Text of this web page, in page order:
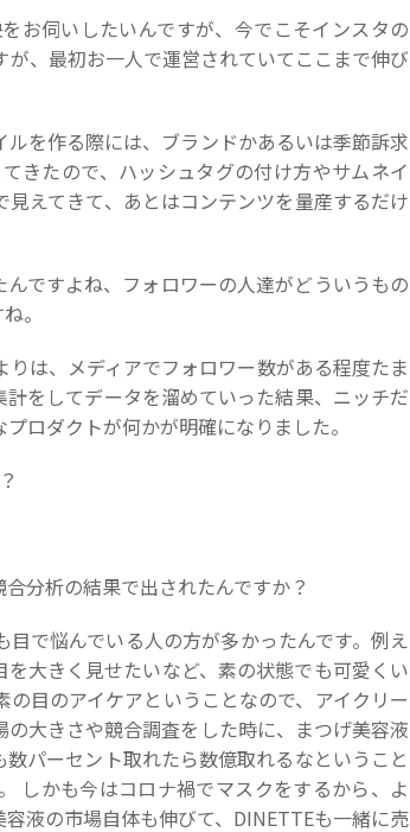
お伺いしたいんですが、今でこそインスタの
、最初お一人で運営されていてここまで伸び
を作る際には、ブランドかあるいは季節訴求
きたので、ハッシュタグの付け方やサムネイ
えてきて、あとはコンテンツを量産するだけ
ですよね、フォロワーの人達がどういうもの
。
は、メディアでフォロワー数がある程度たま
をしてデータを溜めていった結果、ニッチだ
ロダクトが何かが明確になりました。
分析の結果で出されたんですか？
で悩んでいる人の方が多かったんです。例え
大きく見せたいなど、素の状態でも可愛くい
目のアイケアということなので、アイクリー
大きさや競合調査をした時に、まつげ美容液
パーセント取れたら数億取れるなということ
しかも今はコロナ禍でマスクをするから、よ
液の市場自体も伸びて、DINETTEも一緒に売